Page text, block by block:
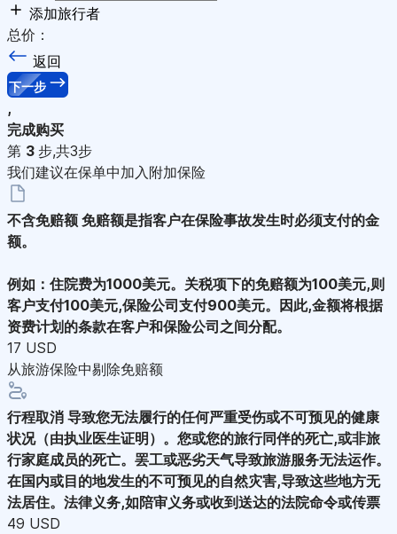
添加旅行者
总价：
返回
下一步
,
完成购买
第 3 步,共3步
我们建议在保单中加入附加保险
不含免赔额 免赔额是指客户在保险事故发生时必须支付的金
额。
例如：住院费为1000美元。关税项下的免赔额为100美元,则
客户支付100美元,保险公司支付900美元。因此,金额将根据
资费计划的条款在客户和保险公司之间分配。
17 USD
从旅游保险中剔除免赔额
行程取消 导致您无法履行的任何严重受伤或不可预见的健康
状况（由执业医生证明）。您或您的旅行同伴的死亡,或非旅
行家庭成员的死亡。罢工或恶劣天气导致旅游服务无法运作。
在国内或目的地发生的不可预见的自然灾害,导致这些地方无
法居住。法律义务,如陪审义务或收到送达的法院命令或传票
49 USD